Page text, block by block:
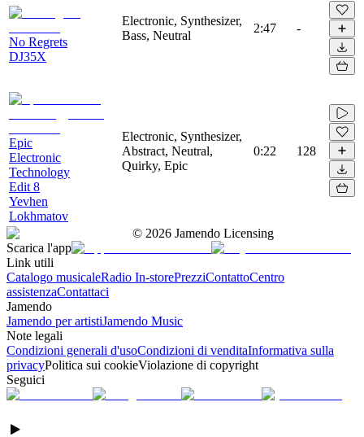
No Regrets
DJ35X
Electronic, Synthesizer,
Bass, Neutral
2:47 -
Epic
Electronic
Technology
Edit 8
Yevhen
Lokhmatov
Electronic, Synthesizer,
Abstract, Neutral,
Quirky, Epic
0:22 128
© 2026 Jamendo Licensing
Scarica l'app
Link utili
Catalogo musicaleRadio In-storePrezziContattoCentro
assistenzaContattaci
Jamendo
Jamendo per artistiJamendo Music
Note legali
Condizioni generali d'usoCondizioni di venditaInformativa sulla
privacyPolitica sui cookieViolazione di copyright
Seguici